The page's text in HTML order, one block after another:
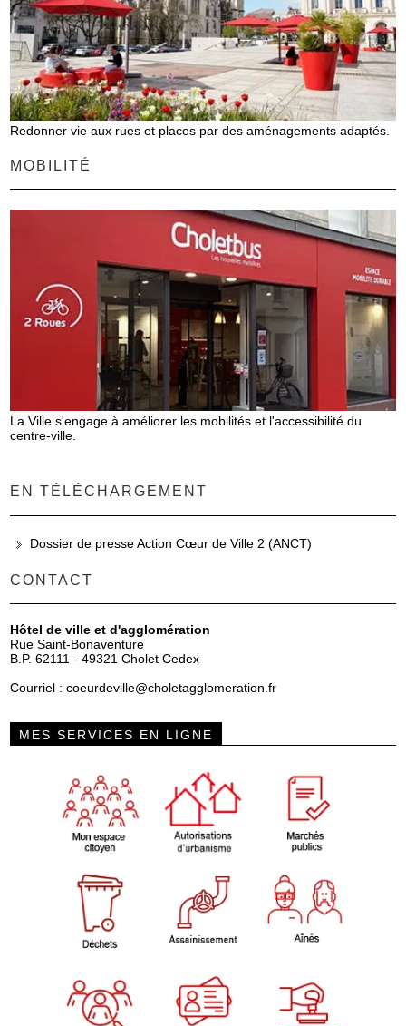
Redonner vie aux rues et places par des aménagements adaptés.
MOBILITÉ
La Ville s'engage à améliorer les mobilités et l'accessibilité du
centre-ville.
EN TÉLÉCHARGEMENT
Dossier de presse Action Cœur de Ville 2 (ANCT)
CONTACT
Hôtel de ville et d'agglomération
Rue Saint-Bonaventure
B.P. 62111 - 49321 Cholet Cedex
Courriel :coeurdeville@choletagglomeration.fr
MES SERVICES EN LIGNE